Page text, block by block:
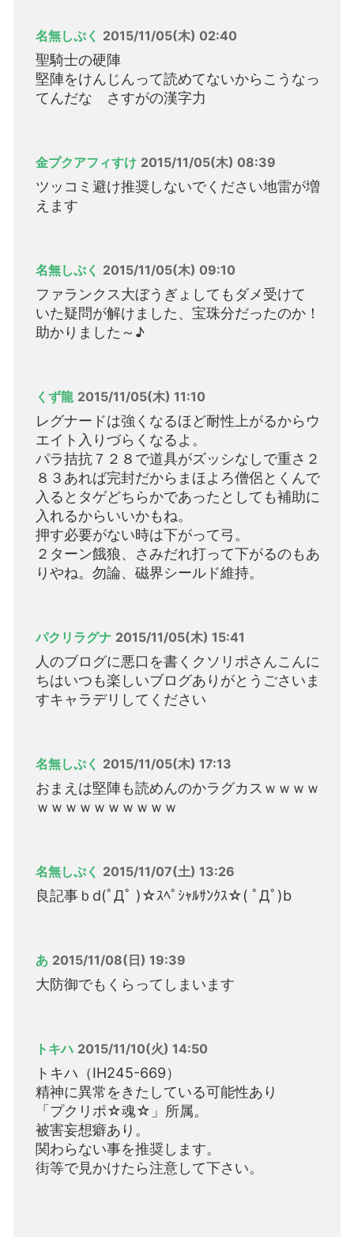
名無しぷく 2015/11/05(木) 02:40
聖騎士の硬陣
堅陣をけんじんって読めてないからこうなっ
てんだな さすがの漢字力
金プクアフィすけ 2015/11/05(木) 08:39
ツッコミ避け推奨しないでください地雷が増
えます
名無しぷく 2015/11/05(木) 09:10
ファランクス大ぼうぎょしてもダメ受けて
いた疑問が解けました、宝珠分だったのか！
助かりました～♪
くず龍 2015/11/05(木) 11:10
レグナードは強くなるほど耐性上がるからウ
エイト入りづらくなるよ。
パラ拮抗７２８で道具がズッシなしで重さ２
８３あれば完封だからまほよろ僧侶とくんで
入るとタゲどちらかであったとしても補助に
入れるからいいかもね。
押す必要がない時は下がって弓。
２ターン餓狼、さみだれ打って下がるのもあ
りやね。勿論、磁界シールド維持。
パクリラグナ 2015/11/05(木) 15:41
人のブログに悪口を書くクソリポさんこんに
ちはいつも楽しいブログありがとうごさいま
すキャラデリしてください
名無しぷく 2015/11/05(木) 17:13
おまえは堅陣も読めんのかラグカスｗｗｗｗ
ｗｗｗｗｗｗｗｗｗｗ
名無しぷく 2015/11/07(土) 13:26
良記事ｂd(ﾟДﾟ )☆ｽﾍﾟｼｬﾙｻﾝｸｽ☆( ﾟДﾟ)b
あ 2015/11/08(日) 19:39
大防御でもくらってしまいます
トキハ 2015/11/10(火) 14:50
トキハ（IH245-669）
精神に異常をきたしている可能性あり
「プクリポ☆魂☆」所属。
被害妄想癖あり。
関わらない事を推奨します。
街等で見かけたら注意して下さい。